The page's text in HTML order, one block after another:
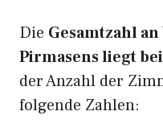
Die Gesamtzahl
Pirmasens liegt
der Anzahl der
folgende Zahlen: